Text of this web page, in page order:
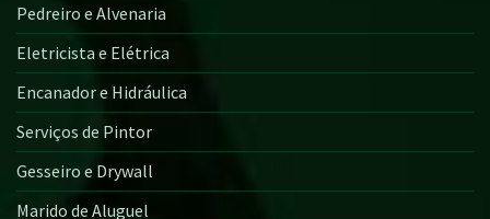
Pedreiro e Alvenaria
Eletricista e Elétrica
Encanador e Hidráulica
Serviços de Pintor
Gesseiro e Drywall
Marido de Aluguel